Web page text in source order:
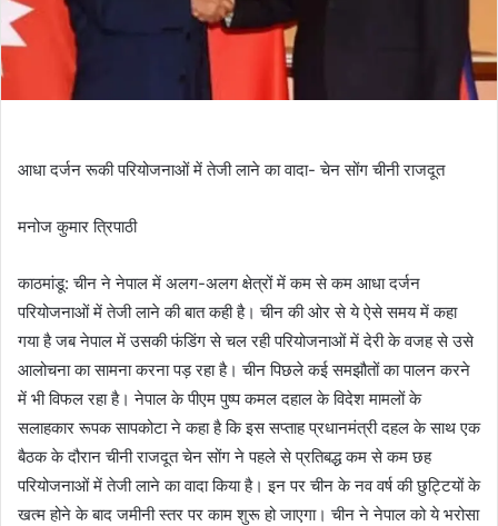
आधा दर्जन रूकी परियोजनाओं में तेजी लाने का वादा- चेन सोंग चीनी राजदूत
मनोज कुमार त्रिपाठी
काठमांडू: चीन ने नेपाल में अलग-अलग क्षेत्रों में कम से कम आधा दर्जन
परियोजनाओं में तेजी लाने की बात कही है। चीन की ओर से ये ऐसे समय में कहा
गया है जब नेपाल में उसकी फंडिंग से चल रही परियोजनाओं में देरी के वजह से उसे
आलोचना का सामना करना पड़ रहा है। चीन पिछले कई समझौतों का पालन करने
में भी विफल रहा है। नेपाल के पीएम पुष्प कमल दहाल के विदेश मामलों के
सलाहकार रूपक सापकोटा ने कहा है कि इस सप्ताह प्रधानमंत्री दहल के साथ एक
बैठक के दौरान चीनी राजदूत चेन सोंग ने पहले से प्रतिबद्ध कम से कम छह
परियोजनाओं में तेजी लाने का वादा किया है। इन पर चीन के नव वर्ष की छुट्टियों के
खत्म होने के बाद जमीनी स्तर पर काम शुरू हो जाएगा। चीन ने नेपाल को ये भरोसा